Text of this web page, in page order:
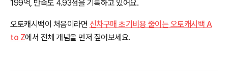
199억, 만족도 4.93점을 기록하고 있어요.
오토캐시백이 처음이라면 신차구매 초기비용 줄이는 오토캐시백 A
to Z에서 전체 개념을 먼저 짚어보세요.